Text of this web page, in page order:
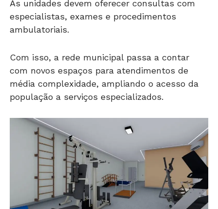
As unidades devem oferecer consultas com
especialistas, exames e procedimentos
ambulatoriais.
Com isso, a rede municipal passa a contar
com novos espaços para atendimentos de
média complexidade, ampliando o acesso da
população a serviços especializados.